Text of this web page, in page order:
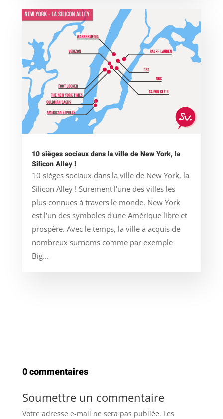
10 sièges sociaux dans la ville de New York, la
Silicon Alley !
10 sièges sociaux dans la ville de New York, la
Silicon Alley ! Surement l'une des villes les
plus connues à travers le monde. New York
est l'un des symboles d'une Amérique libre et
prospère. Avec le temps, la ville a acquis de
nombreux surnoms comme par exemple
Big...
0 commentaires
Soumettre un commentaire
Votre adresse e-mail ne sera pas publiée. Les